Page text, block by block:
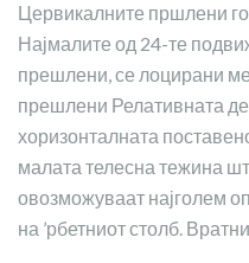
Цервикалните пршлени го
Најмалите од 24-те
прешлени, се лоцирани
прешлени Релативната
хоризонталната
малата телесна тежина
овозможуваат најголем
на ’рбетниот столб.